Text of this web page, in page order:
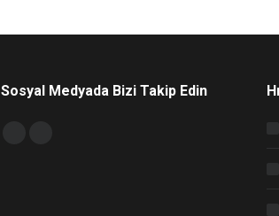
Sosyal Medyada Bizi Takip Edin